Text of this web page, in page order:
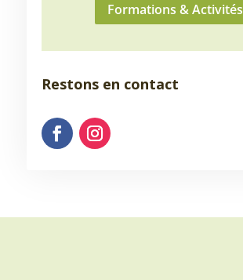
Formations & Activités
Restons en contact